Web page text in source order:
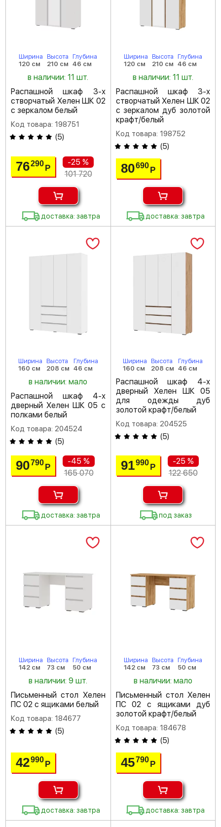
Ширина
120 см
Высота
210 см
Глубина
46 см
в наличии: 11 шт.
Распашной шкаф 3-х
створчатый Хелен ШК 02
с зеркалом белый
Код товара: 198751
(5)
76290Р
-25 %
101 720
доставка: завтра
Ширина
120 см
Высота
210 см
Глубина
46 см
в наличии: 11 шт.
Распашной шкаф 3-х
створчатый Хелен ШК 02
с зеркалом дуб золотой
крафт/белый
Код товара: 198752
(5)
80690 Р
доставка: завтра
Ширина
160 см
Высота
208 см
Глубина
46 см
в наличии: мало
Распашной шкаф 4-х
дверный Хелен ШК 05 с
полками белый
Код товара: 204524
(5)
90790Р
-45 %
165 070
доставка: завтра
Ширина
160 см
Высота
208 см
Глубина
46 см
Распашной шкаф 4-х
дверный Хелен ШК 05
для одежды дуб
золотой крафт/белый
Код товара: 204525
(5)
91990 Р
-25 %
122 650
под заказ
Ширина
142 см
Высота
73 см
Глубина
50 см
в наличии: 9 шт.
Письменный стол Хелен
ПС 02 с ящиками белый
Код товара: 184677
(5)
42990Р
доставка: завтра
Ширина
142 см
Высота
73 см
Глубина
50 см
в наличии: мало
Письменный стол Хелен
ПС 02 с ящиками дуб
золотой крафт/белый
Код товара: 184678
(5)
45790 Р
доставка: завтра